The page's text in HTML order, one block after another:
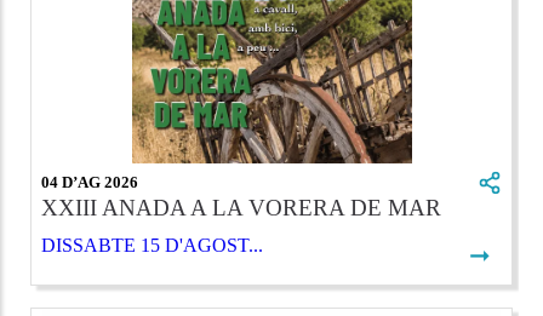
04 D’AG 2026
XXIII ANADA A LA VORERA DE MAR
DISSABTE 15 D'AGOST... ➞